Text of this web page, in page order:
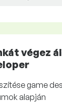
végez
game
alapján